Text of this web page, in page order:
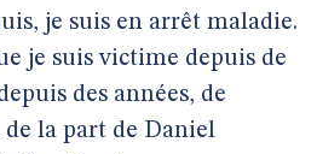
je suis en arrêt maladie.
je suis victime depuis de
des années, de
la part de Daniel